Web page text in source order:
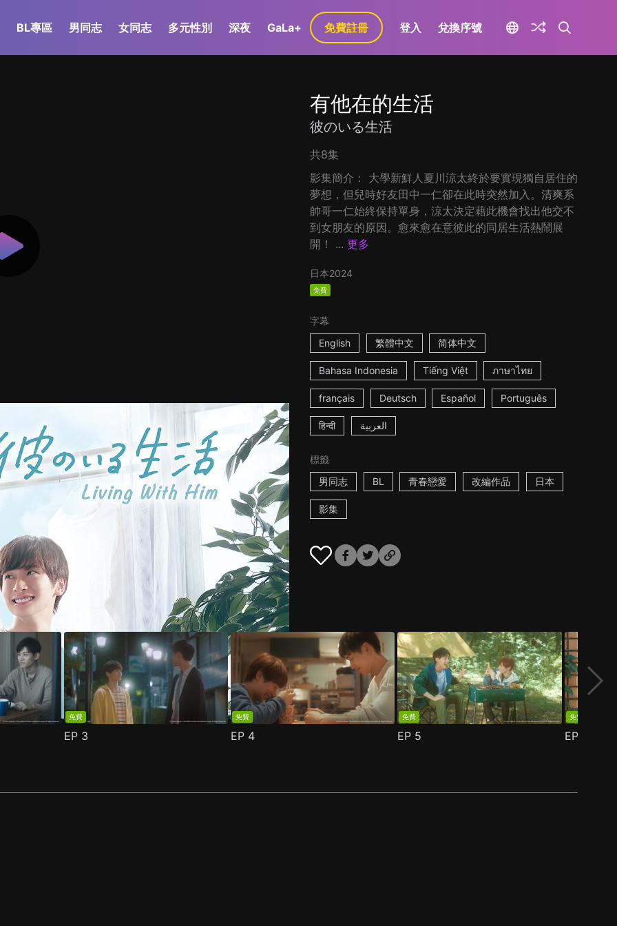
BL專區 男同志 女同志 多元性別 深夜 GaLa+ 免費註冊 登入 兌換序號
有他在的生活
彼のいる生活
共8集
影集簡介： 大學新鮮人夏川涼太終於要實現獨自居住的
夢想，但兒時好友田中一仁卻在此時突然加入。清爽系
帥哥一仁始終保持單身，涼太決定藉此機會找出他交不
到女朋友的原因。愈來愈在意彼此的同居生活熱鬧展
開！ ... 更多
日本2024
免費
字幕
English
繁體中文 简体中文
Bahasa Indonesia Tiếng Việt ภาษาไทย
français Deutsch Español Português
हिन्दी العربية
標籤
男同志
BL 青春戀愛 改編作品 日本
影集
免費
EP 3
免費
EP 4
免費
EP 5
免費
EP